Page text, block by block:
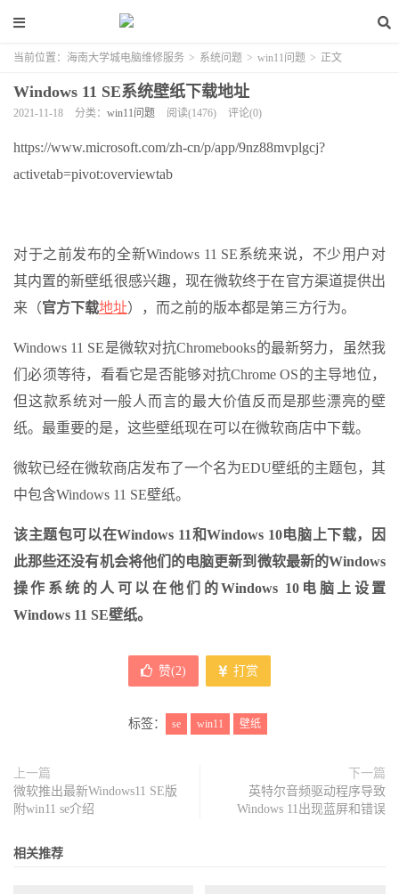
当前位置： 海南大学城电脑维修服务 > 系统问题 > win11问题 > 正文
Windows 11 SE系统壁纸下载地址
2021-11-18 分类： win11问题 阅读(1476) 评论(0)
https://www.microsoft.com/zh-cn/p/app/9nz88mvplgcj?
activetab=pivot:overviewtab
对于之前发布的全新Windows 11 SE系统来说，不少用户对
其内置的新壁纸很感兴趣，现在微软终于在官方渠道提供出
来（官方下载地址），而之前的版本都是第三方行为。
Windows 11 SE是微软对抗Chromebooks的最新努力，虽然我
们必须等待，看看它是否能够对抗Chrome OS的主导地位，
但这款系统对一般人而言的最大价值反而是那些漂亮的壁
纸。最重要的是，这些壁纸现在可以在微软商店中下载。
微软已经在微软商店发布了一个名为EDU壁纸的主题包，其
中包含Windows 11 SE壁纸。
该主题包可以在Windows 11和Windows 10电脑上下载，因
此那些还没有机会将他们的电脑更新到微软最新的Windows
操作系统的人可以在他们的Windows 10电脑上设置
Windows 11 SE壁纸。
赞(2) 打赏
标签： se win11 壁纸
上一篇
微软推出最新Windows11 SE版
附win11 se介绍
下一篇
英特尔音频驱动程序导致
Windows 11出现蓝屏和错误
相关推荐